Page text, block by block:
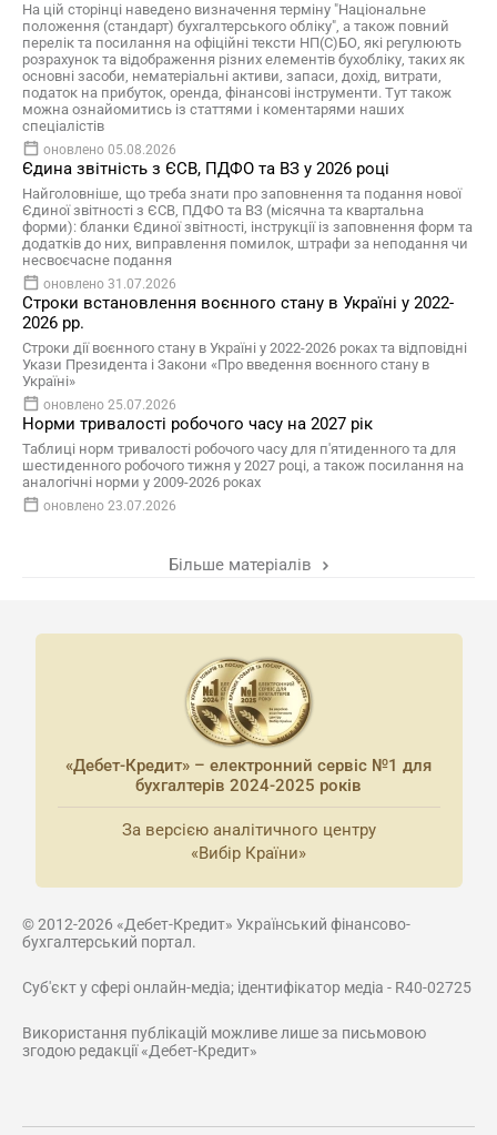
На цій сторінці наведено визначення терміну "Національне
положення (стандарт) бухгалтерського обліку", а також повний
перелік та посилання на офіційні тексти НП(С)БО, які регулюють
розрахунок та відображення різних елементів бухобліку, таких як
основні засоби, нематеріальні активи, запаси, дохід, витрати,
податок на прибуток, оренда, фінансові інструменти. Тут також
можна ознайомитись із статтями і коментарями наших
спеціалістів
оновлено 05.08.2026
Єдина звітність з ЄСВ, ПДФО та ВЗ у 2026 році
Найголовніше, що треба знати про заповнення та подання нової
Єдиної звітності з ЄСВ, ПДФО та ВЗ (місячна та квартальна
форми): бланки Єдиної звітності, інструкції із заповнення форм та
додатків до них, виправлення помилок, штрафи за неподання чи
несвоєчасне подання
оновлено 31.07.2026
Строки встановлення воєнного стану в Україні у 2022-
2026 рр.
Строки дії воєнного стану в Україні у 2022-2026 роках та відповідні
Укази Президента і Закони «Про введення воєнного стану в
Україні»
оновлено 25.07.2026
Норми тривалості робочого часу на 2027 рік
Таблиці норм тривалості робочого часу для п'ятиденного та для
шестиденного робочого тижня у 2027 році, а також посилання на
аналогічні норми у 2009-2026 роках
оновлено 23.07.2026
Більше матеріалів
«Дебет-Кредит» – електронний сервіс №1 для
бухгалтерів 2024-2025 років
За версією аналітичного центру
«Вибір Країни»
© 2012-2026 «Дебет-Кредит» Український фінансово-
бухгалтерський портал.
Суб'єкт у сфері онлайн-медіа; ідентифікатор медіа - R40-02725
Використання публікацій можливе лише за письмовою
згодою редакції «Дебет-Кредит»